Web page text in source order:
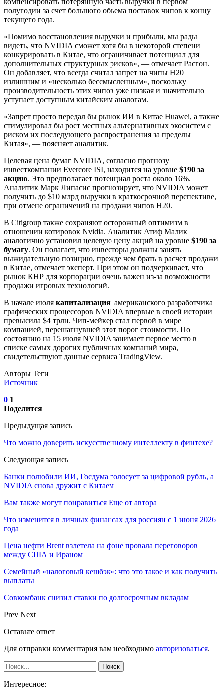
полугодии за счет большого объема поставок чипов к концу
текущего года.
«Помимо восстановления выручки и прибыли, мы рады
видеть, что NVIDIA сможет хотя бы в некоторой степени
конкурировать в Китае, что ограничивает потенциал для
дополнительных структурных рисков», — отмечает Расгон.
Он добавляет, что всегда считал запрет на чипы H20
излишним и «несколько бессмысленным», поскольку
производительность этих чипов уже низкая и значительно
уступает доступным китайским аналогам.
«Запрет просто передал бы рынок ИИ в Китае Huawei, а также
стимулировал бы рост местных альтернативных экосистем с
риском их последующего распространения за пределы
Китая», — поясняет аналитик.
Целевая цена бумаг NVIDIA, согласно прогнозу
инвесткомпании Evercore ISI, находится на уровне $190 за
акцию. Это предполагает потенциал роста около 16%.
Аналитик Марк Липасис прогнозирует, что NVIDIA может
получить до $10 млрд выручки в краткосрочной перспективе,
при отмене ограничений на продажи чипов H20.
В Citigroup также сохраняют осторожный оптимизм в
отношении котировок Nvidia. Аналитик Атиф Малик
аналогично установил целевую цену акций на уровне $190 за
бумагу. Он полагает, что инвесторы должны занять
выжидательную позицию, прежде чем брать в расчет продажи
в Китае, отмечает эксперт. При этом он подчеркивает, что
рынок КНР для корпорации очень важен из-за возможности
продажи игровых технологий.
В начале июля капитализация американского разработчика
графических процессоров NVIDIA впервые в своей истории
превысила $4 трлн. Чип-мейкер стал первой в мире
компанией, перешагнувшей этот порог стоимости. По
состоянию на 15 июля NVIDIA занимает первое место в
списке самых дорогих публичных компаний мира,
свидетельствуют данные сервиса TradingView.
Авторы Теги
Источник
0 1
Поделится
Предыдущая запись
Что можно доверить искусственному интеллекту в финтехе?
Следующая запись
Банки полюбили ИИ, Госдума голосует за цифровой рубль, а
NVIDIA снова дружит с Китаем
Вам также могут понравиться Еще от автора
Что изменится в личных финансах для россиян с 1 июня 2026
года
Цена нефти Brent взлетела на фоне провала переговоров
между США и Ираном
Семейный «налоговый кешбэк»: что это такое и как получить
выплаты
Совкомбанк снизил ставки по долгосрочным вкладам
Prev Next
Оставьте ответ
Для отправки комментария вам необходимо авторизоваться.
Интересное: